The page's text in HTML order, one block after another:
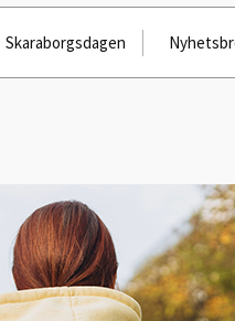
Skaraborgsdagen